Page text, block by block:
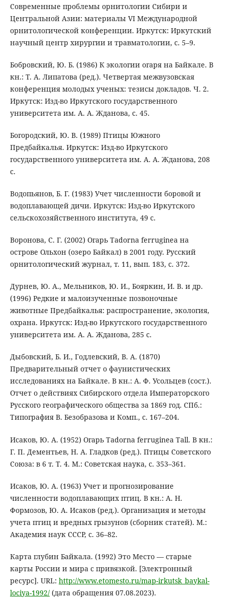
Современные проблемы орнитологии Сибири и
Центральной Азии: материалы VI Международной
орнитологической конференции. Иркутск: Иркутский
научный центр хирургии и травматологии, с. 5–9.
Бобровский, Ю. Б. (1986) К экологии огаря на Байкале. В
кн.: Т. А. Липатова (ред.). Четвертая межвузовская
конференция молодых ученых: тезисы докладов. Ч. 2.
Иркутск: Изд-во Иркутского государственного
университета им. А. А. Жданова, с. 45.
Богородский, Ю. В. (1989) Птицы Южного
Предбайкалья. Иркутск: Изд-во Иркутского
государственного университета им. А. А. Жданова, 208
с.
Водопьянов, Б. Г. (1983) Учет численности боровой и
водоплавающей дичи. Иркутск: Изд-во Иркутского
сельскохозяйственного института, 49 с.
Воронова, С. Г. (2002) Огарь Tadorna ferruginea на
острове Ольхон (озеро Байкал) в 2001 году. Русский
орнитологический журнал, т. 11, вып. 183, с. 372.
Дурнев, Ю. А., Мельников, Ю. И., Бояркин, И. В. и др.
(1996) Редкие и малоизученные позвоночные
животные Предбайкалья: распространение, экология,
охрана. Иркутск: Изд-во Иркутского государственного
университета им. А. А. Жданова, 285 с.
Дыбовский, Б. И., Годлевский, В. А. (1870)
Предварительный отчет о фаунистических
исследованиях на Байкале. В кн.: А. Ф. Усольцев (сост.).
Отчет о действиях Сибирского отдела Императорского
Русского географического общества за 1869 год. СПб.:
Типография В. Безобразова и Комп., с. 167–204.
Исаков, Ю. А. (1952) Огарь Tadorna ferruginea Tall. В кн.:
Г. П. Дементьев, Н. А. Гладков (ред.). Птицы Советского
Союза: в 6 т. Т. 4. М.: Советская наука, с. 353–361.
Исаков, Ю. А. (1963) Учет и прогнозирование
численности водоплавающих птиц. В кн.: А. Н.
Формозов, Ю. А. Исаков (ред.). Организация и методы
учета птиц и вредных грызунов (сборник статей). М.:
Академия наук СССР, с. 36–82.
Карта глубин Байкала. (1992) Это Место — старые
карты России и мира с привязкой. [Электронный
ресурс]. URL: http://www.etomesto.ru/map-irkutsk_baykal-
lociya-1992/(дата обращения 07.08.2023).